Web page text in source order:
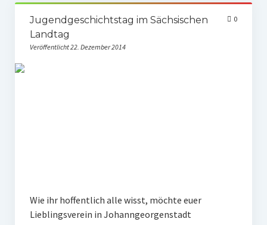
Spenden
Fördermitgliedschaft
Mach mit!
Bildungsfahrten
Jugendgeschichtstag im Sächsischen
Landtag
Veröffentlicht 22. Dezember 2014
0
Wie ihr hoffentlich alle wisst, möchte euer
Lieblingsverein in Johanngeorgenstadt